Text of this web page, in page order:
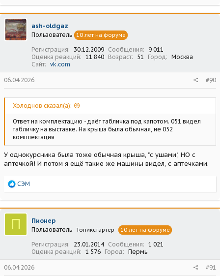
а
к
ц
и
и
ash-oldgaz
Пользователь 10 лет на форуме
Регистрация 30.12.2009 Сообщения
9 011
Оценка реакций
11 840 Возраст 51 Город
Москва
Сайт
vk.com
06.04.2026 #90
Холоднов сказал(а):
Ответ на комплектацию - даёт табличка под капотом. 051 видел
табличку на выставке. На крыша была обычная, не 052
комплектация
У однокурсника была тоже обычная крыша, "с ушами", НО с
аптечкой! И потом я ещё такие же машины видел, с аптечками.
Р
а
к
ц
и
и
СЭМ
П Пионер
Пользователь Топикстартер 10 лет на форуме
Регистрация 23.01.2014 Сообщения
1 021
Оценка реакций
1 576 Город Пермь
06.04.2026 #91